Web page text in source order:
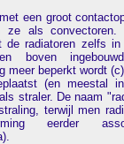
een groot
ze als
de radiatoren zelfs
boven
meer beperkt wordt (c)
(en meestal
straler. De naam
terwijl men
eerder